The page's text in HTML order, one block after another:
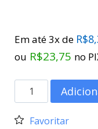
Em até 3x de R$
ou R$23,75 no
Favoritar